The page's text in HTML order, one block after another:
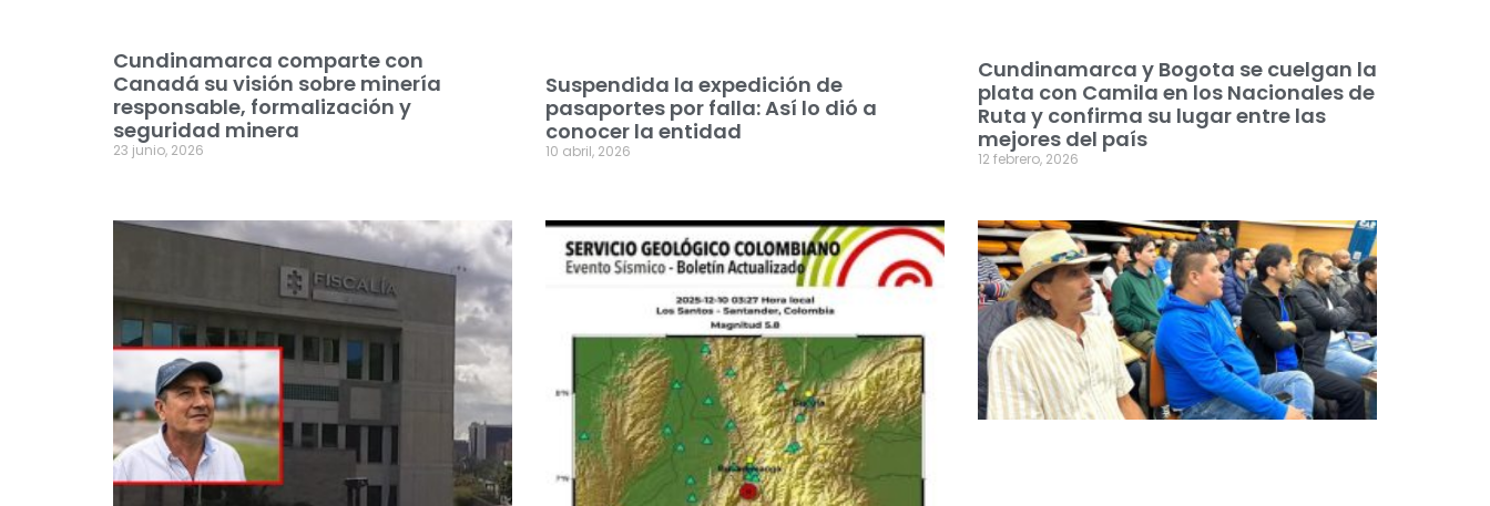
Cundinamarca comparte con
Canadá su visión sobre minería
responsable, formalización y
seguridad minera
23 junio, 2026
Suspendida la expedición de
pasaportes por falla: Así lo dió a
conocer la entidad
10 abril, 2026
Cundinamarca y Bogota se cuelgan la
plata con Camila en los Nacionales de
Ruta y confirma su lugar entre las
mejores del país
12 febrero, 2026